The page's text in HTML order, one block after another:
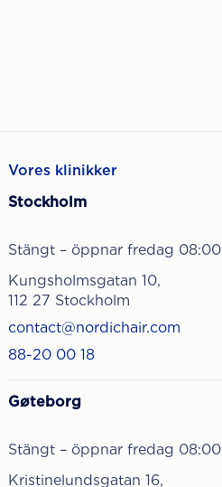
Vores klinikker
Stockholm
Stängt – öppnar fredag 08:00
Kungsholmsgatan 10,
112 27 Stockholm
contact@nordichair.com
88-20 00 18
Gøteborg
Stängt – öppnar fredag 08:00
Kristinelundsgatan 16,